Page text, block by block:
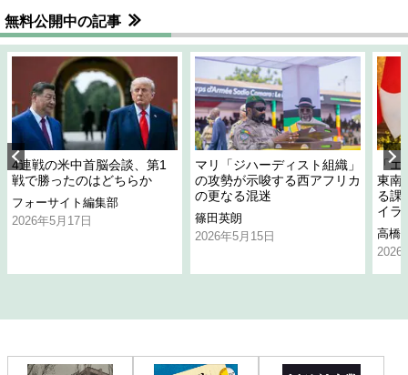
無料公開中の記事
4連戦の米中首脳会談、第1
戦で勝ったのはどちらか
フォーサイト編集部
2026年5月17日
マリ「ジハーディスト組織」
の攻勢が示唆する西アフリカ
の更なる混迷
篠田英朗
2026年5月15日
「
東南
る課
イラ
高橋
2026